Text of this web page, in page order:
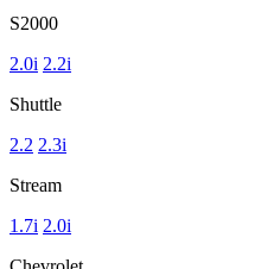
S2000
2.0i 2.2i
Shuttle
2.2 2.3i
Stream
1.7i 2.0i